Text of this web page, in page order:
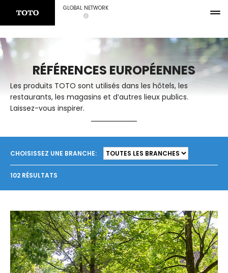
GLOBAL NETWORK
RÉFÉRENCES EUROPÉENNES
Les produits TOTO sont utilisés dans les hôtels, les
restaurants, les magasins et d’autres lieux publics.
Laissez-vous inspirer.
CHOISISSEZ UNE BRANCHE:
102 RÉSULTATS